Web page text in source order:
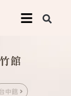
館
台中館